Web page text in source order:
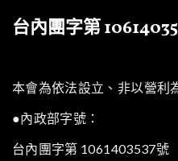
台內團字第
本會為依法設立、非以營利
●內政部字號：
台內團字第 1061403537號